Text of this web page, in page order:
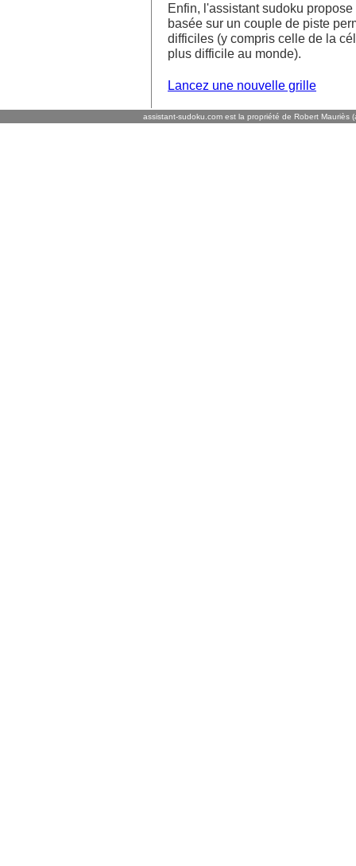
Enfin, l'assistant sudoku
basée sur un couple de piste
difficiles (y compris celle de la
plus difficile au monde).
Lancez une nouvelle grille
assistant-sudoku.com est la propriété de Robert Mauriès